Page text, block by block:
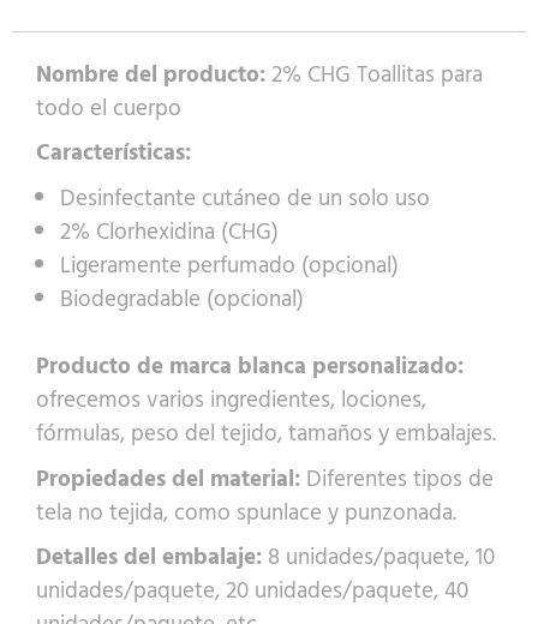
Nombre del producto:2% CHG Toallitas para
todo el cuerpo
Características:
Desinfectante cutáneo de un solo uso
2% Clorhexidina (CHG)
Ligeramente perfumado (opcional)
Biodegradable (opcional)
Producto de marca blanca personalizado:
ofrecemos varios ingredientes, lociones,
fórmulas, peso del tejido, tamaños y embalajes.
Propiedades del material: Diferentes tipos de
tela no tejida, como spunlace y punzonada.
Detalles del embalaje: 8 unidades/paquete, 10
unidades/paquete, 20 unidades/paquete, 40